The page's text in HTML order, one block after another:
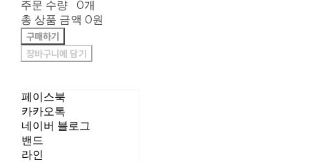
주문 수량
0개
총 상품 금액 0원
구매하기
장바구니에 담기
페이스북
카카오톡
네이버 블로그
밴드
라인